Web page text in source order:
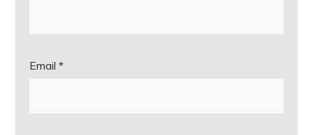
Email*